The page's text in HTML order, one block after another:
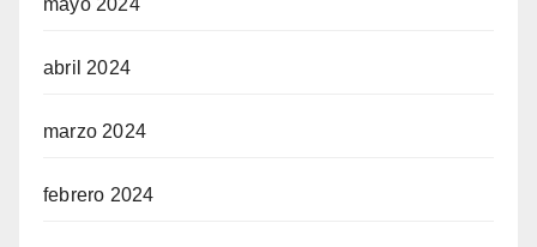
mayo 2024
abril 2024
marzo 2024
febrero 2024